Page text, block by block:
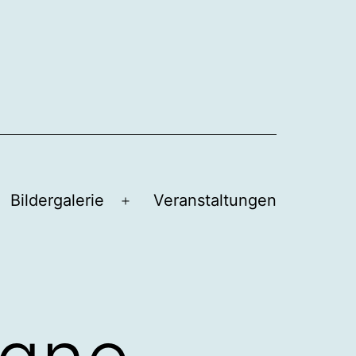
Bildergalerie
Menü
Veranstaltungen